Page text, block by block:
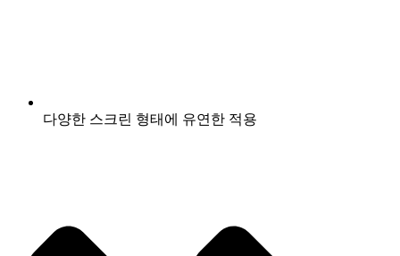
다양한 스크린 형태에 유연한 적용